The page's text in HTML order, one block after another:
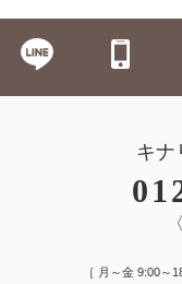
キナ
［ 月～金 9:00～